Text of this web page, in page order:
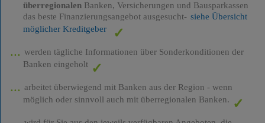
überregionalenBanken, Versicherungen und Bausparkassen
das beste Finanzierungsangebot ausgesucht- siehe Übersicht
möglicher Kreditgeber
werden tägliche Informationen über Sonderkonditionen der
Banken eingeholt
arbeitet überwiegend mit Banken aus der Region - wenn
möglich oder sinnvoll auch mit überregionalen Banken.